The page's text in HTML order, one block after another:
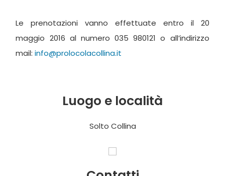
Le prenotazioni vanno effettuate entro il 20
maggio 2016 al numero 035 980121 o all’indirizzo
mail:info@prolocolacollina.it
Luogo e località
Solto Collina